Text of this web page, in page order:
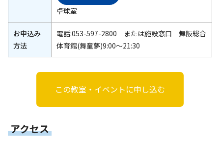
卓球室
お申込み
方法
電話:053-597-2800 または施設窓口 舞阪総合
体育館(舞童夢)9:00～21:30
この教室・イベントに申し込む
アクセス